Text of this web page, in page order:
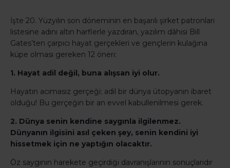
İşte 20. Yüzyılın son döneminin en başarılı şirket patronları
listesine adını altın harflerle yazdıran, yazılım dâhisi Bill
Gates’ten çarpıcı hayat gerçekleri ve gençlerin kulağına
küpe olması gereken 12 öneri:
1. Hayat adil değil, buna alışsan iyi olur.
Hayatın acımasız gerçeği; adil bir dünya ütopyanın ibaret
olduğu! Bu gerçeğin bir an evvel kabullenilmesi gerek.
2. Dünya senin kendine saygınla ilgilenmez.
Dünyanın ilgisini asıl çeken şey, senin kendini iyi
hissetmek için ne yaptığın olacaktır.
Öz saygının harekete geçirdiği davranışlarının sonuçlarıdır